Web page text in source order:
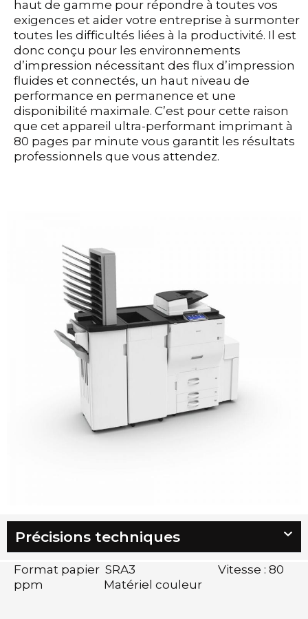
haut de gamme pour répondre à toutes vos
exigences et aider votre entreprise à surmonter
toutes les difficultés liées à la productivité. Il est
donc conçu pour les environnements
d’impression nécessitant des flux d’impression
fluides et connectés, un haut niveau de
performance en permanence et une
disponibilité maximale. C’est pour cette raison
que cet appareil ultra-performant imprimant à
80 pages par minute vous garantit les résultats
professionnels que vous attendez.
Précisions techniques
Format papier SRA3 Vitesse : 80
ppm Matériel couleur